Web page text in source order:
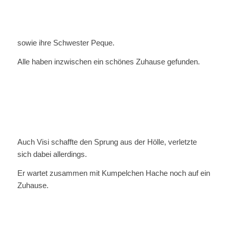
sowie ihre Schwester Peque.
Alle haben inzwischen ein schönes Zuhause gefunden.
Auch Visi schaffte den Sprung aus der Hölle, verletzte
sich dabei allerdings.
Er wartet zusammen mit Kumpelchen Hache noch auf ein
Zuhause.